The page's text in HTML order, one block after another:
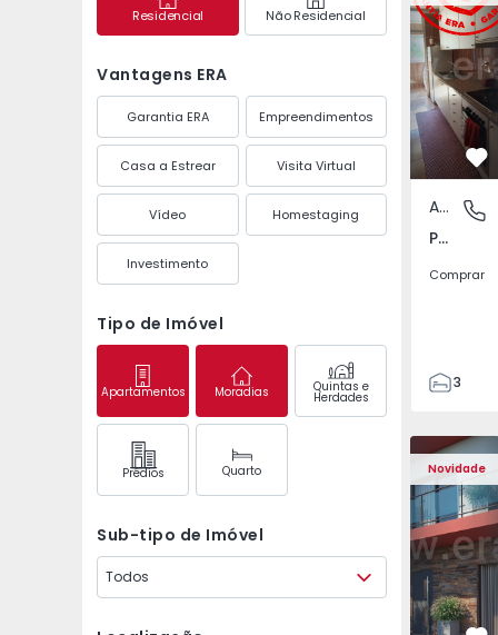
Residencial Não Residencial
Vantagens ERA
Garantia ERA Empreendimentos
Casa a Estrear Visita Virtual
Vídeo Homestaging
Investimento
Tipo de Imóvel
Apartamentos Moradias Quintas e
Herdades
Prédios Quarto
Sub-tipo de Imóvel
Todos
Apartamento
Pedrouços, Porto
Comprar
3
105
122
1
-1
Novidade